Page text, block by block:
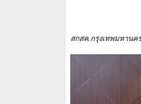
สกสค.กรุงเทพมหานค